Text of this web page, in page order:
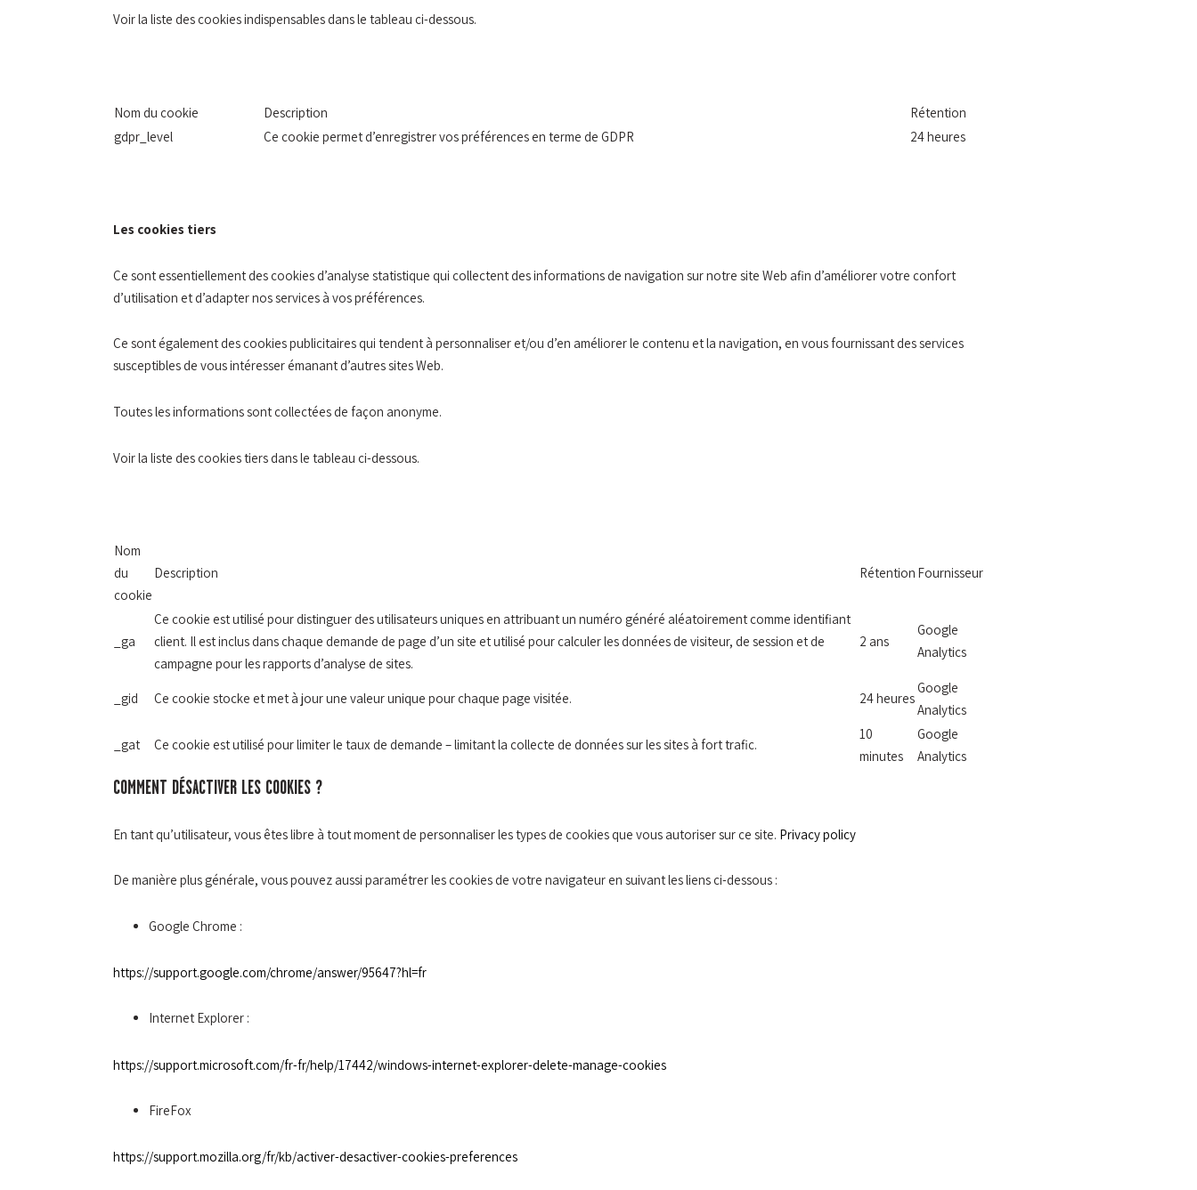
Voir la liste des cookies indispensables dans le tableau ci-dessous.
Nom du cookie Description
Rétention
gdpr_level
Ce cookie permet d’enregistrer vos préférences en terme de GDPR 24 heures
Les cookies tiers
Ce sont essentiellement des cookies d’analyse statistique qui collectent des informations de navigation sur notre site Web afin d’améliorer votre confort
d’utilisation et d’adapter nos services à vos préférences.
Ce sont également des cookies publicitaires qui tendent à personnaliser et/ou d’en améliorer le contenu et la navigation, en vous fournissant des services
susceptibles de vous intéresser émanant d’autres sites Web.
Toutes les informations sont collectées de façon anonyme.
Voir la liste des cookies tiers dans le tableau ci-dessous.
Nom
du
cookie
Description Rétention Fournisseur
_ga
Ce cookie est utilisé pour distinguer des utilisateurs uniques en attribuant un numéro généré aléatoirement comme identifiant
client. Il est inclus dans chaque demande de page d’un site et utilisé pour calculer les données de visiteur, de session et de
campagne pour les rapports d’analyse de sites.
2 ans
Google
Analytics
_gid Ce cookie stocke et met à jour une valeur unique pour chaque page visitée. 24 heures
Google
Analytics
_gat Ce cookie est utilisé pour limiter le taux de demande – limitant la collecte de données sur les sites à fort trafic.
10
minutes
Google
Analytics
COMMENT DÉSACTIVER LES COOKIES ?
En tant qu’utilisateur, vous êtes libre à tout moment de personnaliser les types de cookies que vous autoriser sur ce site. Privacy policy
De manière plus générale, vous pouvez aussi paramétrer les cookies de votre navigateur en suivant les liens ci-dessous :
Google Chrome :
https://support.google.com/chrome/answer/95647?hl=fr
Internet Explorer :
https://support.microsoft.com/fr-fr/help/17442/windows-internet-explorer-delete-manage-cookies
FireFox
https://support.mozilla.org/fr/kb/activer-desactiver-cookies-preferences